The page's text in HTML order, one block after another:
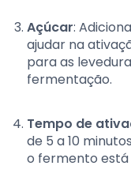
Açúcar:
ajudar na
para as
fermentação.
Tempo de
de 5 a 10
o fermento está